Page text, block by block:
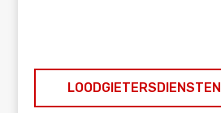
LOODGIETERSDIENSTEN